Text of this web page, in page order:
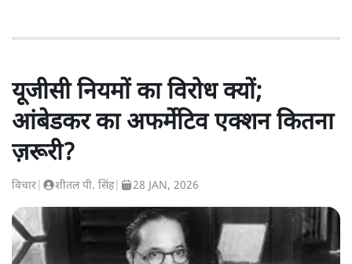
यूजीसी नियमों का विरोध क्यों;
आंबेडकर का अफर्मेटिव एक्शन कितना
ज़रूरी?
विचार शीतल पी. सिंह| 28 JAN, 2026